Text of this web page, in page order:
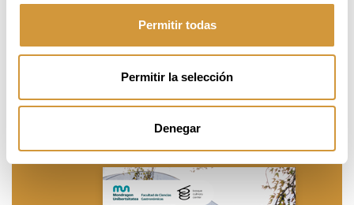
Permitir todas
Permitir la selección
Denegar
para que cada alumno/a pueda contactar directamente con el
establecimiento.